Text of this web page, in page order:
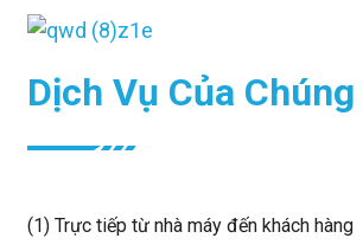
Dịch Vụ Của Chúng
(1) Trực tiếp từ nhà máy đến khách hàng